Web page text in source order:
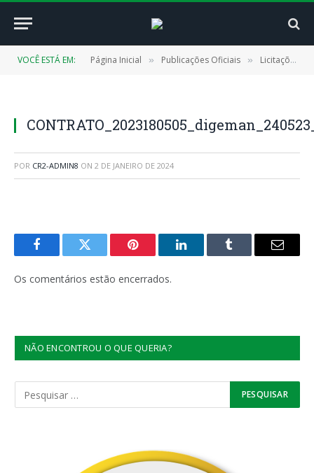
VOCÊ ESTÁ EM: Página Inicial » Publicações Oficiais » Licitações
POR CR2-ADMIN8 ON 2 DE JANEIRO DE 2024
FacebookTwitter Pinterest LinkedInTumblr
E-
Os comentários estão encerrados.
NÃO ENCONTROU O QUE QUERIA?